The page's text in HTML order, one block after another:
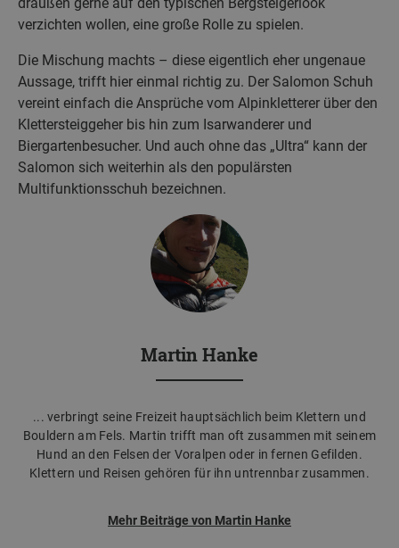
verzichten wollen, eine große Rolle zu spielen.
Die Mischung machts – diese eigentlich eher ungenaue
Aussage, trifft hier einmal richtig zu. Der Salomon Schuh
vereint einfach die Ansprüche vom Alpinkletterer über den
Klettersteiggeher bis hin zum Isarwanderer und
Biergartenbesucher. Und auch ohne das „Ultra“ kann der
Salomon sich weiterhin als den populärsten
Multifunktionsschuh bezeichnen.
Martin Hanke
... verbringt seine Freizeit hauptsächlich beim Klettern und
Bouldern am Fels. Martin trifft man oft zusammen mit seinem
Hund an den Felsen der Voralpen oder in fernen Gefilden.
Klettern und Reisen gehören für ihn untrennbar zusammen.
Mehr Beiträge von Martin Hanke